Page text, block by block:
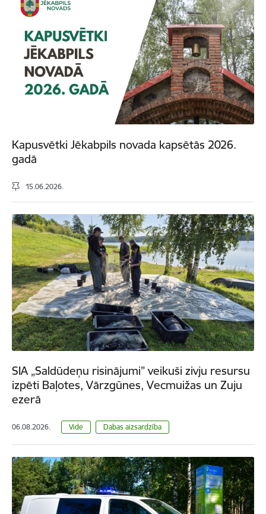
Kapusvētki Jēkabpils novada kapsētās 2026.
gadā
15.06.2026.
SIA „Saldūdeņu risinājumi” veikuši zivju resursu
izpēti Baļotes, Vārzgūnes, Vecmuižas un Zuju
ezerā
06.08.2026. Vide Dabas aizsardzība